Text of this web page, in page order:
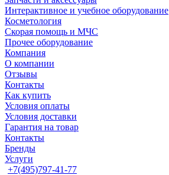
Интерактивное и учебное оборудование
Косметология
Скорая помощь и МЧС
Прочее оборудование
Компания
О компании
Отзывы
Контакты
Как купить
Условия оплаты
Условия доставки
Гарантия на товар
Контакты
Бренды
Услуги
+7(495)797-41-77